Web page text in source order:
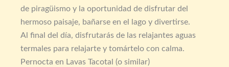
de piragüismo y la oportunidad de disfrutar del
hermoso paisaje, bañarse en el lago y divertirse.
Al final del día, disfrutarás de las relajantes aguas
termales para relajarte y tomártelo con calma.
Pernocta en Lavas Tacotal (o similar)